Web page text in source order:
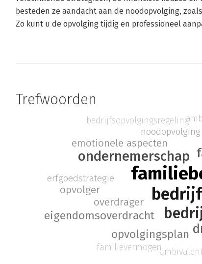
besteden ze aandacht aan de noodopvolging,
Zo kunt u de opvolging tijdig en professioneel
Trefwoorden
ondernemerschap
opvolgingsplan
eigendomsoverdracht
overdrager
opvolger
emotionele aspecten
erfgoedstrategie
noodopvolging
bedrijfsopvolgingsregeling
familievermogen